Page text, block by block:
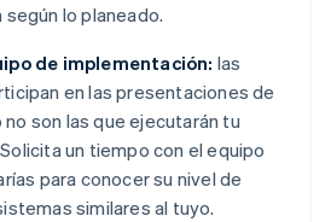
lo planeado.
de implementación: las
en las presentaciones de
son las que ejecutarán tu
un tiempo con el equipo
para conocer su nivel de
similares al tuyo.